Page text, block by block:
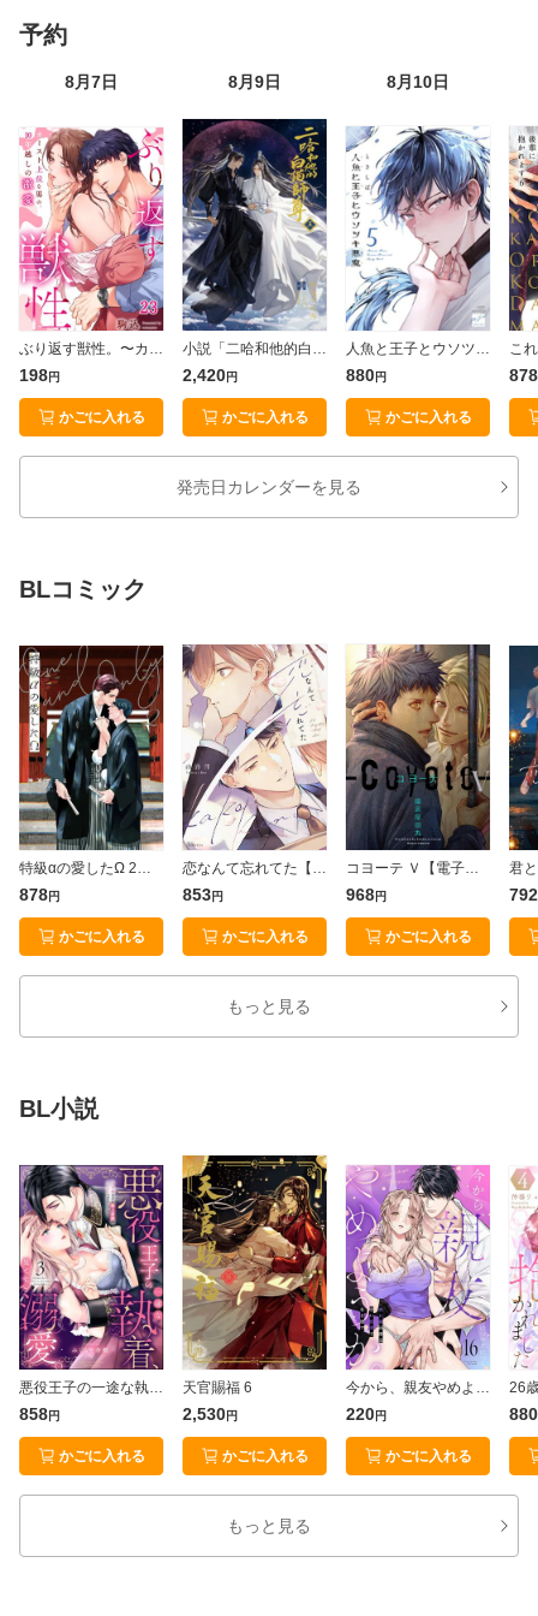
予約
8月7日
ぶり返す獣性。〜カースト上位な男の、１０年越しの激愛（23）
198円
かごに入れる
8月9日
小説「二哈和他的白猫師尊」第5巻（ハスキーとかれのしろねこしずん）
2,420円
かごに入れる
8月10日
人魚と王子とウソツキ悪魔 【電子限定特典付き】(5)
880円
かごに入れる
878
発売日カレンダーを見る
BLコミック
特級αの愛したΩ 2【電子限定かきおろし付】
878円
かごに入れる
恋なんて忘れてた【電子限定描き下ろし付き】
853円
かごに入れる
コヨーテ Ｖ【電子限定描き下ろし漫画付き】
968円
かごに入れる
792
もっと見る
BL小説
悪役王子の一途な執着、果てない溺愛。 モブ令嬢なのに極上愛撫でイかされっぱなしです！ （3） 【かきおろし漫画付】
858円
かごに入れる
天官賜福 6
2,530円
かごに入れる
今から、親友やめようか。〜腐れ縁同僚は甘い快楽で私を壊す〜(16)
220円
かごに入れる
880
もっと見る